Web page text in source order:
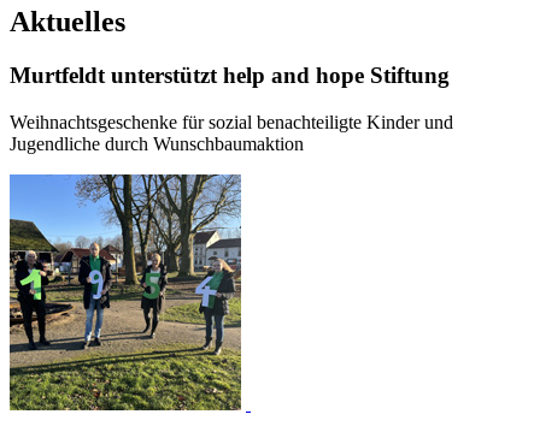
Aktuelles
Murtfeldt unterstützt help and hope Stiftung
Weihnachtsgeschenke für sozial benachteiligte Kinder und
Jugendliche durch Wunschbaumaktion